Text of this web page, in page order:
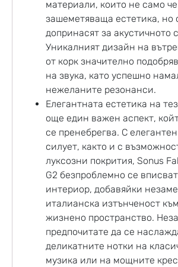
материали, които не само
зашеметяваща естетика, но
допринасят за акустичното
Уникалният дизайн на
от корк значително
на звука, като успешно
нежеланите резонанси.
Елегантната естетика на
още един важен аспект,
се пренебрегва. С
силует, както и с
луксозни покрития, Sonus
G2 безпроблемно се
интериор, добавяйки
италианска изтънченост
жизнено пространство.
предпочитате да се
деликатните нотки на
музика или на мощните